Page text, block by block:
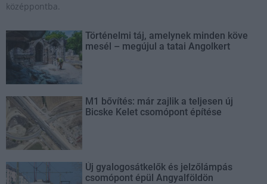
középpontba.
Történelmi táj, amelynek minden köve
mesél – megújul a tatai Angolkert
M1 bővítés: már zajlik a teljesen új
Bicske Kelet csomópont építése
Új gyalogosátkelők és jelzőlámpás
csomópont épül Angyalföldön